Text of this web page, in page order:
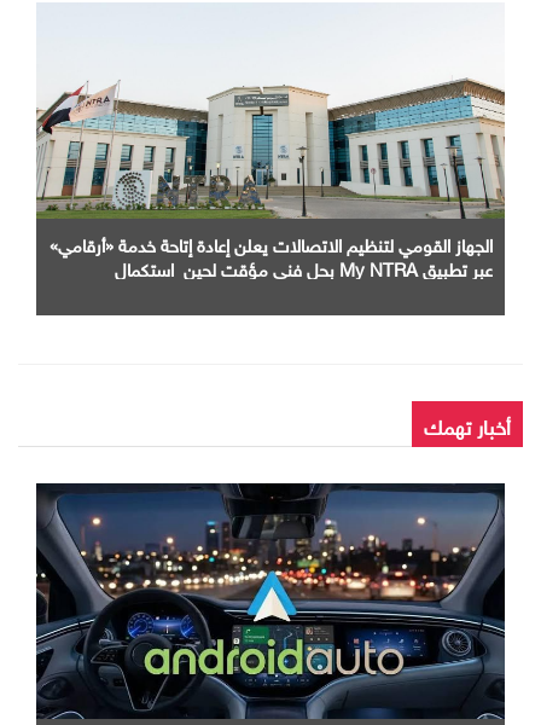
الجهاز القومي لتنظيم الاتصالات يعلن إعادة إتاحة خدمة «أرقامي»
عبر تطبيق My NTRA بحل فني مؤقت لحين استكمال
أخبار تهمك